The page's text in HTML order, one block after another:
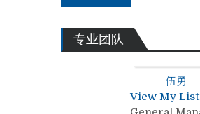
专业团队
伍勇
View My